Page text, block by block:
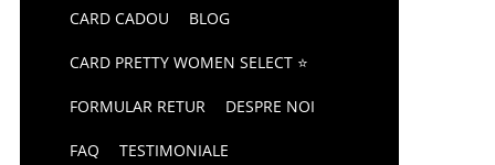
CARD CADOU BLOG
CARD PRETTY WOMEN SELECT ⭐
FORMULAR RETUR DESPRE NOI
FAQ TESTIMONIALE